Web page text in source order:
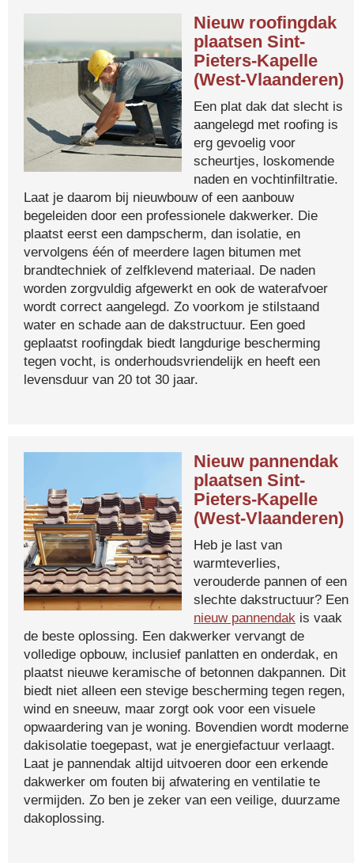
Nieuw roofingdak
plaatsen Sint-
Pieters-Kapelle
(West-Vlaanderen)
Een plat dak dat slecht is
aangelegd met roofing is
erg gevoelig voor
scheurtjes, loskomende
naden en vochtinfiltratie.
Laat je daarom bij nieuwbouw of een aanbouw
begeleiden door een professionele dakwerker. Die
plaatst eerst een dampscherm, dan isolatie, en
vervolgens één of meerdere lagen bitumen met
brandtechniek of zelfklevend materiaal. De naden
worden zorgvuldig afgewerkt en ook de waterafvoer
wordt correct aangelegd. Zo voorkom je stilstaand
water en schade aan de dakstructuur. Een goed
geplaatst roofingdak biedt langdurige bescherming
tegen vocht, is onderhoudsvriendelijk en heeft een
levensduur van 20 tot 30 jaar.
Nieuw pannendak
plaatsen Sint-
Pieters-Kapelle
(West-Vlaanderen)
Heb je last van
warmteverlies,
verouderde pannen of een
slechte dakstructuur? Een
nieuw pannendak is vaak
de beste oplossing. Een dakwerker vervangt de
volledige opbouw, inclusief panlatten en onderdak, en
plaatst nieuwe keramische of betonnen dakpannen. Dit
biedt niet alleen een stevige bescherming tegen regen,
wind en sneeuw, maar zorgt ook voor een visuele
opwaardering van je woning. Bovendien wordt moderne
dakisolatie toegepast, wat je energiefactuur verlaagt.
Laat je pannendak altijd uitvoeren door een erkende
dakwerker om fouten bij afwatering en ventilatie te
vermijden. Zo ben je zeker van een veilige, duurzame
dakoplossing.